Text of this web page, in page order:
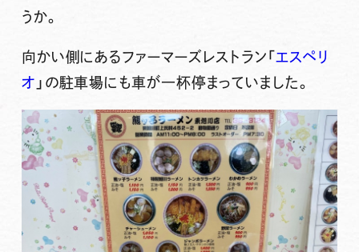
うか。
向かい側にあるファーマーズレストラン「 エスペリ
オ 」の駐車場にも車が一杯停まっていました。